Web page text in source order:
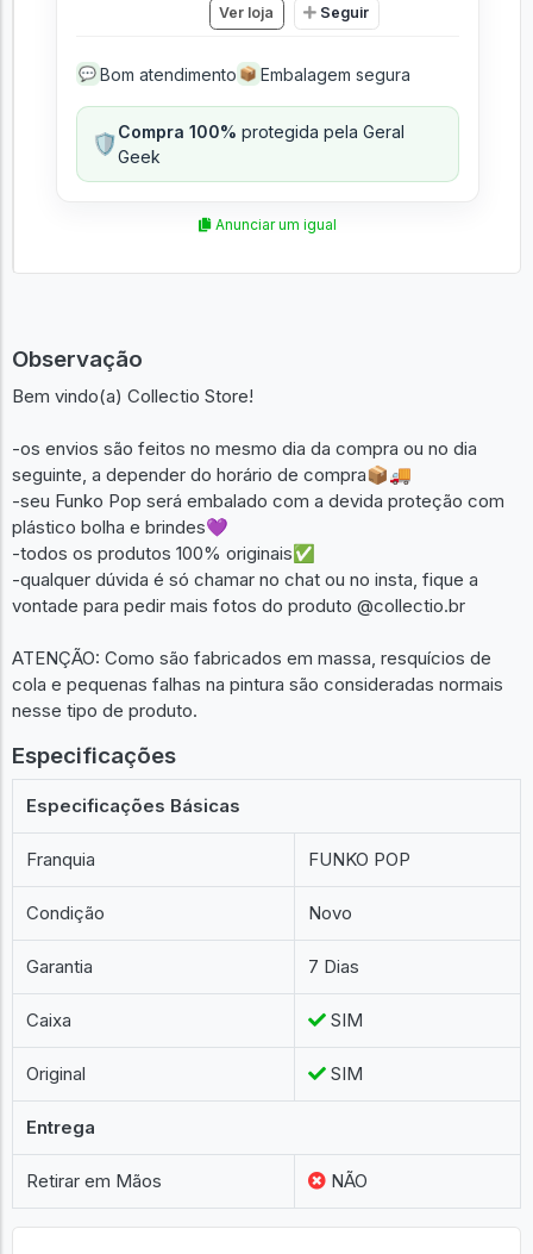
Ver loja Seguir
💬 Bom atendimento 📦 Embalagem segura
🛡️Compra 100% protegida pela Geral
Geek
Anunciar um igual
Observação
Bem vindo(a) Collectio Store!
-os envios são feitos no mesmo dia da compra ou no dia
seguinte, a depender do horário de compra📦🚚
-seu Funko Pop será embalado com a devida proteção com
plástico bolha e brindes💜
-todos os produtos 100% originais✅
-qualquer dúvida é só chamar no chat ou no insta, fique a
vontade para pedir mais fotos do produto @collectio.br
ATENÇÃO: Como são fabricados em massa, resquícios de
cola e pequenas falhas na pintura são consideradas normais
nesse tipo de produto.
Especificações
Especificações Básicas
Franquia FUNKO POP
Condição Novo
Garantia 7 Dias
Caixa SIM
Original SIM
Entrega
Retirar em Mãos NÃO